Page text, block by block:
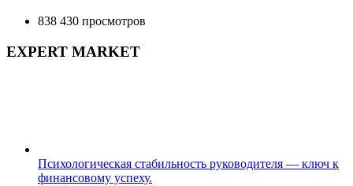
838 430 просмотров
EXPERT MARKET
Психологическая стабильность руководителя — ключ к
финансовому успеху.